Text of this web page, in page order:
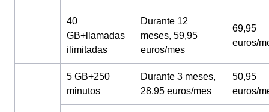
40
GB+llamadas
ilimitadas
Durante 12
meses, 59,95
euros/mes
69,95
euros/
5 GB+250
minutos
Durante 3 meses,
28,95 euros/mes
50,95
euros/